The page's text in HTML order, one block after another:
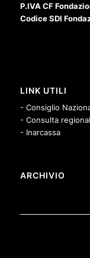
P.IVA CF
Codice SDI
LINK UTILI
- Consiglio
- Consulta
- Inarcassa
ARCHIVIO